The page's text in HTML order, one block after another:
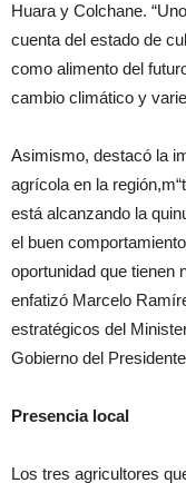
Huara y Colchane.
cuenta del estado de
como alimento del
cambio climático y
Asimismo, destacó la
agrícola en la
está alcanzando la
el buen
oportunidad que tienen
enfatizó Marcelo
estratégicos del
Gobierno del
Presencia local
Los tres agricultores